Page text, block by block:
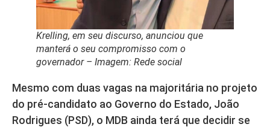
Krelling, em seu discurso, anunciou que
manterá o seu compromisso com o
governador – Imagem: Rede social
Mesmo com duas vagas na majoritária no projeto
do pré-candidato ao Governo do Estado, João
Rodrigues (PSD), o MDB ainda terá que decidir se